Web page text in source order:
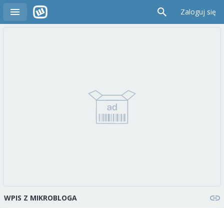
Zaloguj się
WPIS Z MIKROBLOGA